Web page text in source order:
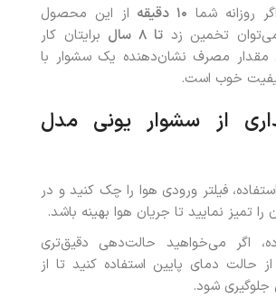
روزانه شما ۱۰دقیقه از این محصول
تخمین زد تا ۸ سال برایتان کار
مقدار مصرف نشان‌دهنده یک سشوار با
خوب است.
از سشوار یونی مدل
فیلتر ورودی هوا را چک کنید و در
تمیز نمایید تا جریان هوا بهینه باشد.
اگر می‌خواهید حالت‌دهی دقیق‌تری
حالت دمای پایین استفاده کنید تا از
شود.